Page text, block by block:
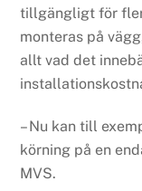
tillgängligt för
monteras på
allt vad det
– Nu kan till
körning på en
MVS.